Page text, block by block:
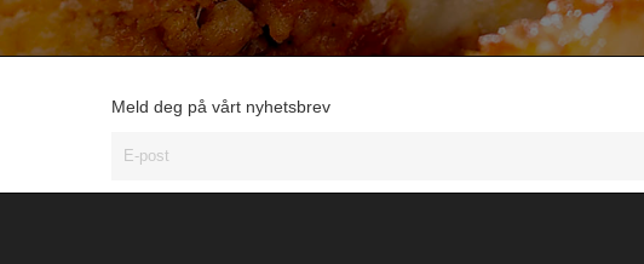
Meld deg på vårt nyhetsbrev